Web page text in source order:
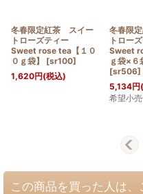
冬春限定紅茶 スイー
トローズティー
Sweet rose tea【１０
０ｇ袋】
[sr100]
1,620円(税込)
冬春限
トロー
Sweet
ｇ袋×６
[sr506]
5,134円
希望小
この商品を買った人は